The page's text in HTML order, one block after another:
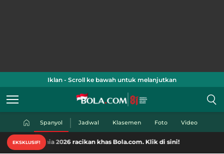
Iklan - Scroll ke bawah untuk melanjutkan
Spanyol Jadwal Klasemen Foto Video
EKSKLUSIF!
2026 racikan khas Bola.com. Klik di sini!